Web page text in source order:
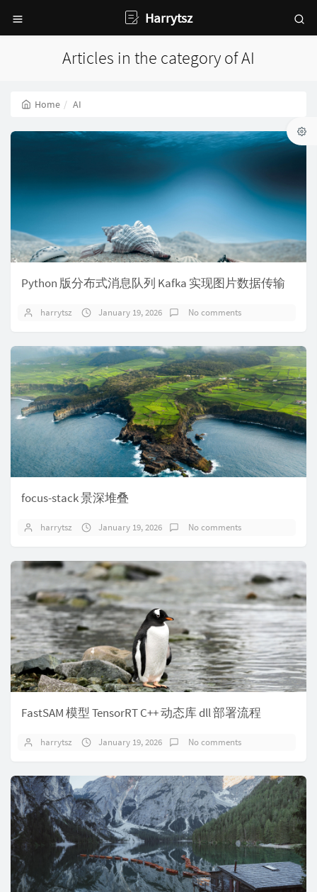
Harrytsz
Articles in the category of AI
Home AI
Python 版分布式消息队列 Kafka 实现图片数据传输
harrytsz January 19, 2026 No comments
focus-stack 景深堆叠
harrytsz January 19, 2026 No comments
FastSAM 模型 TensorRT C++ 动态库 dll 部署流程
harrytsz January 19, 2026 No comments